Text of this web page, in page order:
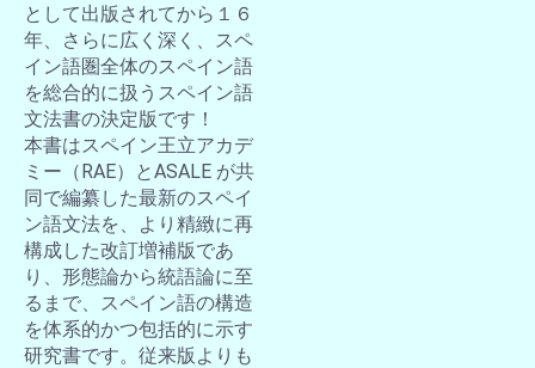
として出版されてから１６
年、さらに広く深く、スペ
イン語圏全体のスペイン語
を総合的に扱うスペイン語
文法書の決定版です！
本書はスペイン王立アカデ
ミー（RAE）とASALE が共
同で編纂した最新のスペイ
ン語文法を、より精緻に再
構成した改訂増補版であ
り、形態論から統語論に至
るまで、スペイン語の構造
を体系的かつ包括的に示す
研究書です。従来版よりも